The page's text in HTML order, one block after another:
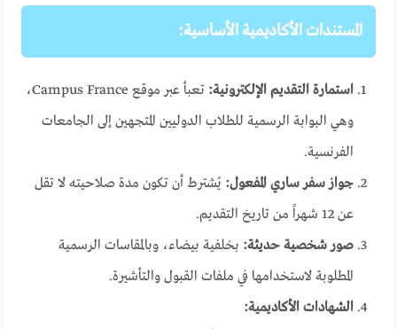
المستندات الأكاديمية الأساسية:
استمارة التقديم الإلكترونية:
تعبأ عبر موقع Campus France،
وهي البوابة الرسمية للطلاب الدوليين المتجهين إلى الجامعات
الفرنسية.
جواز سفر ساري المفعول: يُشترط أن تكون مدة صلاحيته لا تقل
عن 12 شهراً من تاريخ التقديم.
صور شخصية حديثة: بخلفية بيضاء، وبالمقاسات الرسمية
المطلوبة لاستخدامها في ملفات القبول والتأشيرة.
الشهادات الأكاديمية: